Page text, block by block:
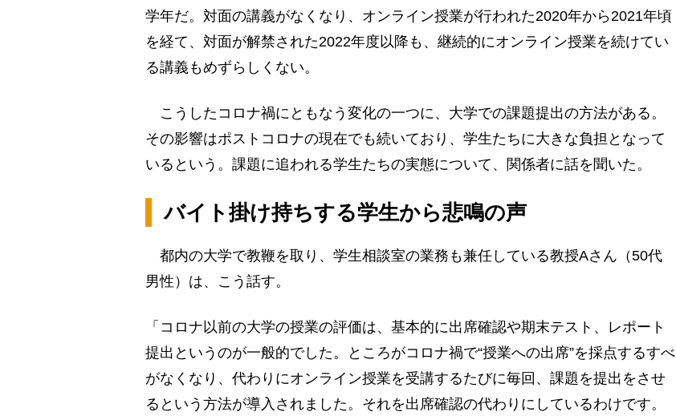
学年だ。対面の講義がなくなり、オンライン授業が行われた2020年から2021年頃
を経て、対面が解禁された2022年度以降も、継続的にオンライン授業を続けてい
る講義もめずらしくない。
こうしたコロナ禍にともなう変化の一つに、大学での課題提出の方法がある。
その影響はポストコロナの現在でも続いており、学生たちに大きな負担となって
いるという。課題に追われる学生たちの実態について、関係者に話を聞いた。
バイト掛け持ちする学生から悲鳴の声
都内の大学で教鞭を取り、学生相談室の業務も兼任している教授Aさん（50代
男性）は、こう話す。
「コロナ以前の大学の授業の評価は、基本的に出席確認や期末テスト、レポート
提出というのが一般的でした。ところがコロナ禍で“授業への出席”を採点するすべ
がなくなり、代わりにオンライン授業を受講するたびに毎回、課題を提出をさせ
るという方法が導入されました。それを出席確認の代わりにしているわけです。